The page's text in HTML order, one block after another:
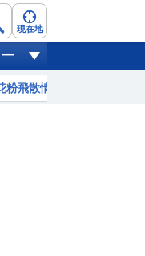
現在地
粉飛散情報